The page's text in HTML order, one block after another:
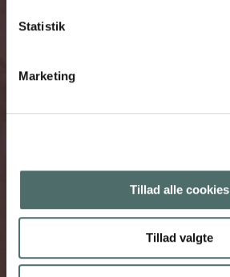
Statistik
Marketing
Tillad alle cookies
Tillad valgte
Sundvej 18
Lørdag: 10:00 – 13:00
Selvbetjeningsbutik: 7:00 – 23:00